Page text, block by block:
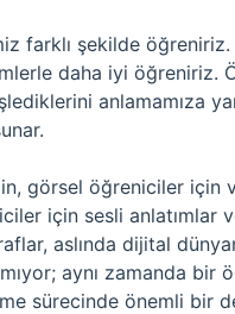
farklı şekilde öğreniriz.
daha iyi öğreniriz.
anlamamıza
görsel öğreniciler için
için sesli anlatımlar
aslında dijital
aynı zamanda
sürecinde önemli bir